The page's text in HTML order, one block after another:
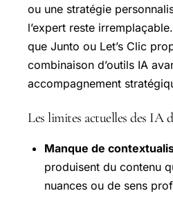
ou une stratégie
l’expert reste
que Junto ou Let’s Clic
combinaison d’outils IA
accompagnement
Les limites actuelles des IA
Manque de
produisent du contenu
nuances ou de sens